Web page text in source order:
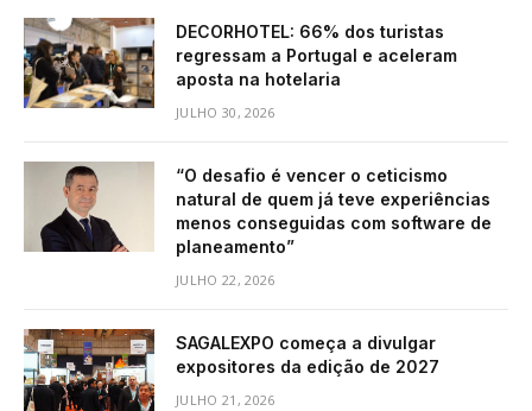
DECORHOTEL: 66% dos turistas
regressam a Portugal e aceleram
aposta na hotelaria
JULHO 30, 2026
“O desafio é vencer o ceticismo
natural de quem já teve experiências
menos conseguidas com software de
planeamento”
JULHO 22, 2026
SAGALEXPO começa a divulgar
expositores da edição de 2027
JULHO 21, 2026